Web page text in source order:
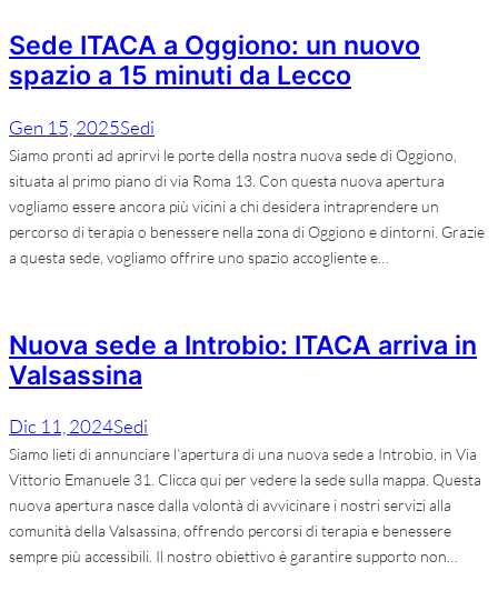
Sede ITACA a Oggiono: un nuovo
spazio a 15 minuti da Lecco
Gen 15, 2025Sedi
Siamo pronti ad aprirvi le porte della nostra nuova sede di Oggiono,
situata al primo piano di via Roma 13. Con questa nuova apertura
vogliamo essere ancora più vicini a chi desidera intraprendere un
percorso di terapia o benessere nella zona di Oggiono e dintorni. Grazie
a questa sede, vogliamo offrire uno spazio accogliente e…
Nuova sede a Introbio: ITACA arriva in
Valsassina
Dic 11, 2024Sedi
Siamo lieti di annunciare l’apertura di una nuova sede a Introbio, in Via
Vittorio Emanuele 31. Clicca qui per vedere la sede sulla mappa. Questa
nuova apertura nasce dalla volontà di avvicinare i nostri servizi alla
comunità della Valsassina, offrendo percorsi di terapia e benessere
sempre più accessibili. Il nostro obiettivo è garantire supporto non…